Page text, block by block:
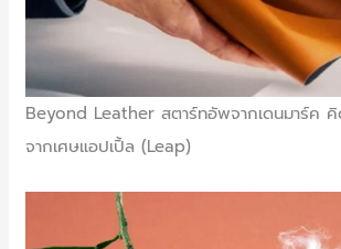
Beyond Leather สตาร์ทอัพจากเดนมาร์ค
จากเศษแอปเปิ้ล (Leap)